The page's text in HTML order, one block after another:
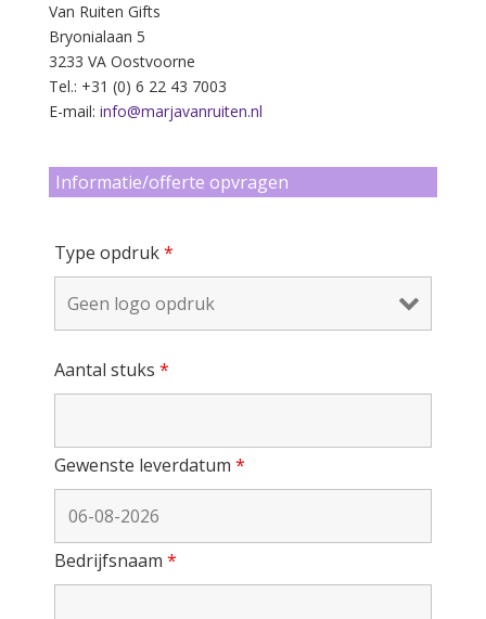
Van Ruiten Gifts
Bryonialaan 5
3233 VA Oostvoorne
Tel.: +31 (0) 6 22 43 7003
E-mail: info@marjavanruiten.nl
Informatie/offerte opvragen
Type opdruk*
Aantal stuks *
Gewenste leverdatum *
Bedrijfsnaam *